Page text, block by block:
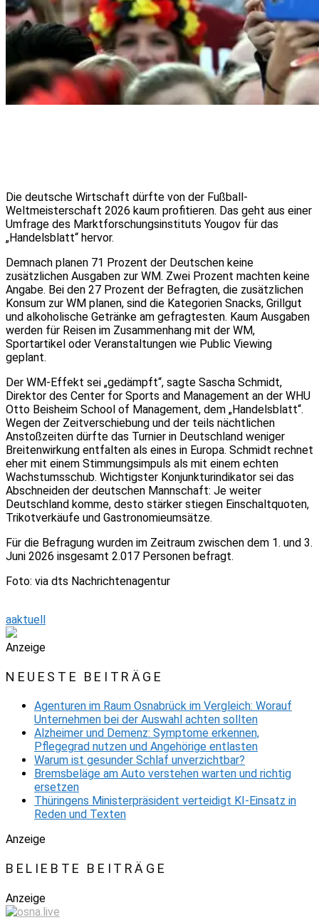
Die deutsche Wirtschaft dürfte von der Fußball-
Weltmeisterschaft 2026 kaum profitieren. Das geht aus einer
Umfrage des Marktforschungsinstituts Yougov für das
„Handelsblatt“ hervor.
Demnach planen 71 Prozent der Deutschen keine
zusätzlichen Ausgaben zur WM. Zwei Prozent machten keine
Angabe. Bei den 27 Prozent der Befragten, die zusätzlichen
Konsum zur WM planen, sind die Kategorien Snacks, Grillgut
und alkoholische Getränke am gefragtesten. Kaum Ausgaben
werden für Reisen im Zusammenhang mit der WM,
Sportartikel oder Veranstaltungen wie Public Viewing
geplant.
Der WM-Effekt sei „gedämpft“, sagte Sascha Schmidt,
Direktor des Center for Sports and Management an der WHU
Otto Beisheim School of Management, dem „Handelsblatt“.
Wegen der Zeitverschiebung und der teils nächtlichen
Anstoßzeiten dürfte das Turnier in Deutschland weniger
Breitenwirkung entfalten als eines in Europa. Schmidt rechnet
eher mit einem Stimmungsimpuls als mit einem echten
Wachstumsschub. Wichtigster Konjunkturindikator sei das
Abschneiden der deutschen Mannschaft: Je weiter
Deutschland komme, desto stärker stiegen Einschaltquoten,
Trikotverkäufe und Gastronomieumsätze.
Für die Befragung wurden im Zeitraum zwischen dem 1. und 3.
Juni 2026 insgesamt 2.017 Personen befragt.
Foto: via dts Nachrichtenagentur
aaktuell
Anzeige
NEUESTE BEITRÄGE
Agenturen im Raum Osnabrück im Vergleich: Worauf
Unternehmen bei der Auswahl achten sollten
Alzheimer und Demenz: Symptome erkennen,
Pflegegrad nutzen und Angehörige entlasten
Warum ist gesunder Schlaf unverzichtbar?
Bremsbeläge am Auto verstehen warten und richtig
ersetzen
Thüringens Ministerpräsident verteidigt KI-Einsatz in
Reden und Texten
Anzeige
BELIEBTE BEITRÄGE
Anzeige